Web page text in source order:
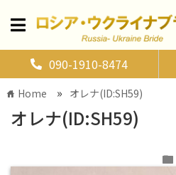
090-1910-8474
home Home » オレナ(ID:SH59)
オレナ(ID:SH59)
folder